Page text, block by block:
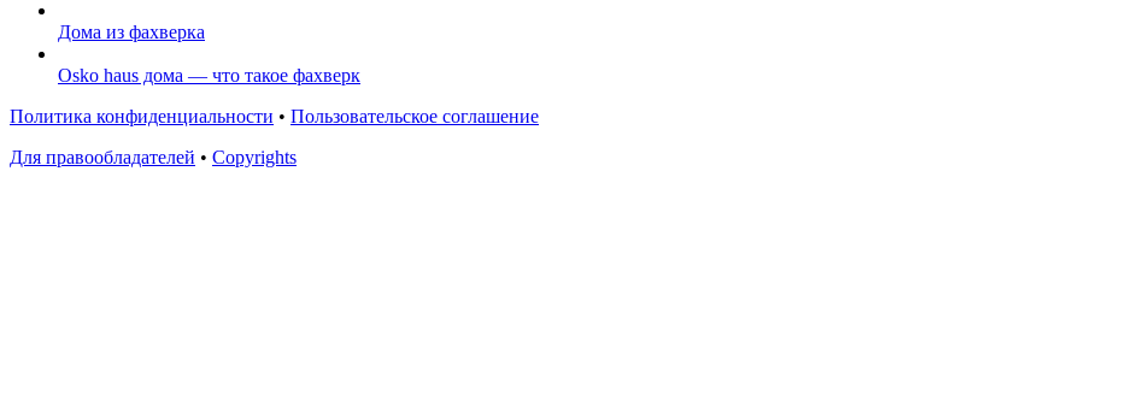
Дома из фахверка
Osko haus дома — что такое фахверк
Политика конфиденциальности • Пользовательское соглашение
Для правообладателей • Copyrights